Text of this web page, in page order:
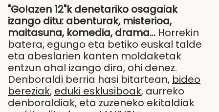
"Go!azen 12"k denetariko osagaiak
izango ditu: abenturak, misterioa,
maitasuna, komedia, drama… Horrekin
batera, egungo eta betiko euskal talde
eta abeslarien kanten moldaketak
entzun ahal izango dira, ohi denez.
Denboraldi berria hasi bitartean, bideo
bereziak, eduki esklusiboak, aurreko
denboraldiak, eta zuzeneko ekitaldiak